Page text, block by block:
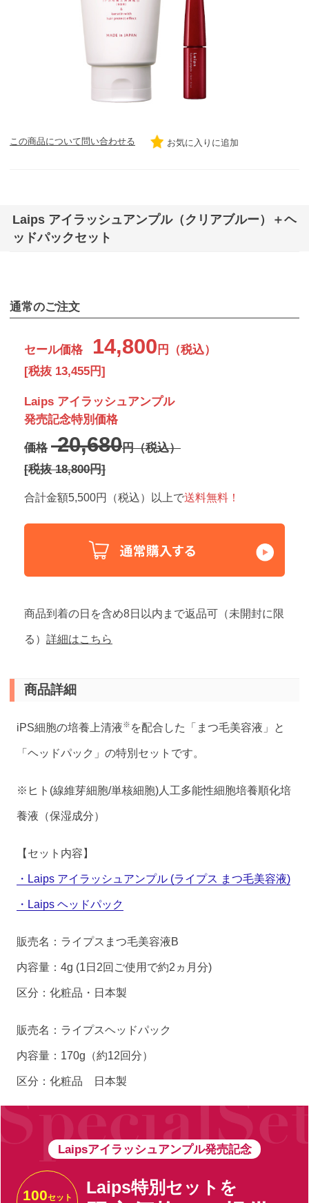
この商品について問い合わせる お気に入りに追加
Laips アイラッシュアンプル（クリアブルー）＋ヘ
ッドパックセット
通常のご注文
セール価格 14,800 円（税込）
[税抜 13,455円]
Laips アイラッシュアンプル
発売記念特別価格
価格 20,680円（税込）
[税抜 18,800円]
合計金額5,500円（税込）以上で送料無料！
商品到着の日を含め8日以内まで返品可（未開封に限
る）詳細はこちら
商品詳細
iPS細胞の培養上清液※ を配合した「まつ毛美容液」と
「ヘッドパック」の特別セットです。
※ヒト(線維芽細胞/単核細胞)人工多能性細胞培養順化培
養液（保湿成分）
【セット内容】
・Laips アイラッシュアンプル (ライプス まつ毛美容液)
・Laips ヘッドパック
販売名：ライプスまつ毛美容液B
内容量：4g (1日2回ご使用で約2ヵ月分)
区分：化粧品・日本製
販売名：ライプスヘッドパック
内容量：170g（約12回分）
区分：化粧品 日本製
Laipsアイラッシュアンプル発売記念
100セット
Laips特別セットを